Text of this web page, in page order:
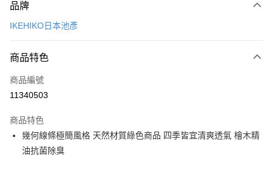
信用卡一次付款
Apple Pay
悠遊付
全盈+PAY
大哥付你分期
品牌
IKEHIKO日本池彥
商品特色
商品編號
11340503
商品特色
幾何線條極簡風格 天然材質綠色商品 四季皆宜清爽透氣 檜木精
油抗菌除臭